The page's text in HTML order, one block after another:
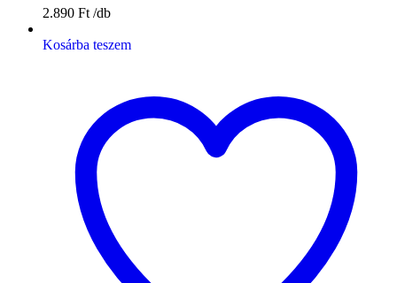
2.890 Ft
Kosárba teszem